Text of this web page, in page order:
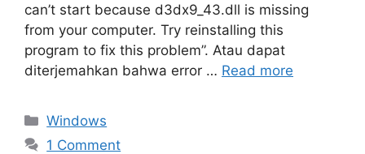
can’t start because d3dx9_43.dll is missing
from your computer. Try reinstalling this
program to fix this problem”. Atau dapat
diterjemahkan bahwa error … Read more
Categories
Windows
1 Comment